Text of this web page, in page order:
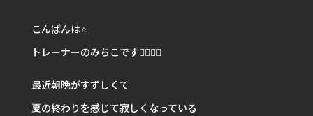
こんばんは⭐️
トレーナーのみちこです🙋🏽‍♀️✨
最近朝晩がすずしくて
夏の終わりを感じて寂しくなっている